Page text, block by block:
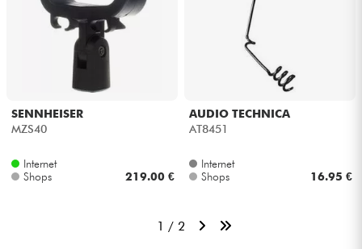
SENNHEISER
MZS40
Internet
Shops
219.00 €
AUDIO TECHNICA
AT8451
Internet
Shops
16.95 €
1 / 2